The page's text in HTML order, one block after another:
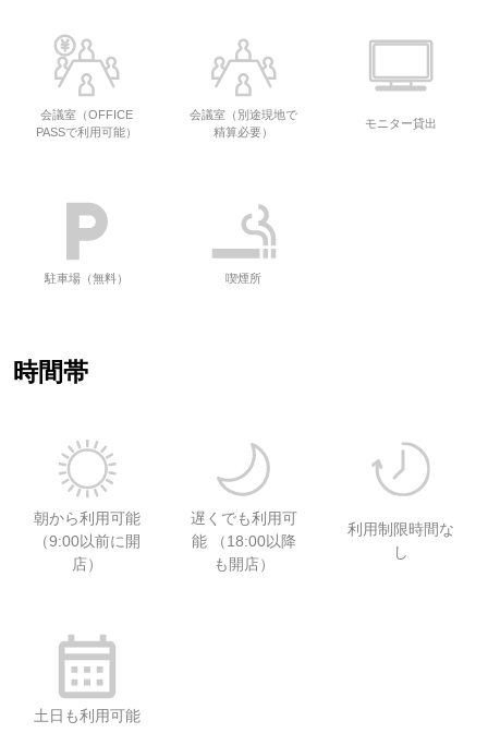
会議室（OFFICE
PASSで利用可能）
会議室（別途現地で
精算必要）
モニター貸出
駐車場（無料） 喫煙所
時間帯
朝から利用可能
（9:00以前に開
店）
遅くでも利用可
能 （18:00以降
も開店）
利用制限時間な
し
土日も利用可能